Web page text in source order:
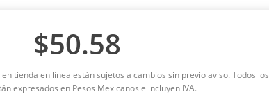
$50.58
tienda en línea están sujetos a cambios sin previo aviso. Todos los
expresados en Pesos Mexicanos e incluyen IVA.